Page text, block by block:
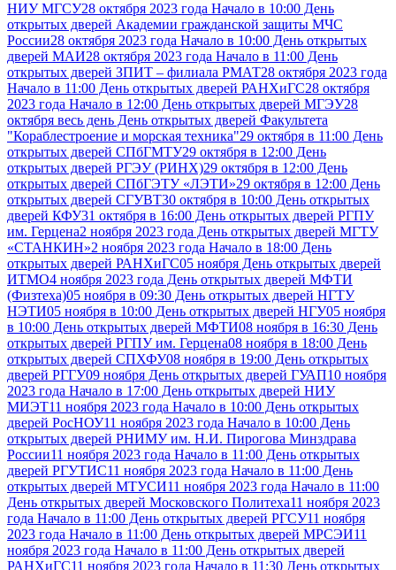
НИУ МГСУ28 октября 2023 года Начало в 10:00 День
открытых дверей Академии гражданской защиты МЧС
России28 октября 2023 года Начало в 10:00 День открытых
дверей МАИ28 октября 2023 года Начало в 11:00 День
открытых дверей ЗПИТ – филиала РМАТ28 октября 2023 года
Начало в 11:00 День открытых дверей РАНХиГС28 октября
2023 года Начало в 12:00 День открытых дверей МГЭУ28
октября весь день День открытых дверей Факультета
"Кораблестроение и морская техника"29 октября в 11:00 День
открытых дверей СПбГМТУ29 октября в 12:00 День
открытых дверей РГЭУ (РИНХ)29 октября в 12:00 День
открытых дверей СПбГЭТУ «ЛЭТИ»29 октября в 12:00 День
открытых дверей СГУВТ30 октября в 10:00 День открытых
дверей КФУ31 октября в 16:00 День открытых дверей РГПУ
им. Герцена2 ноября 2023 года День открытых дверей МГТУ
«СТАНКИН»2 ноября 2023 года Начало в 18:00 День
открытых дверей РАНХиГС05 ноября День открытых дверей
ИТМО4 ноября 2023 года День открытых дверей МФТИ
(Физтеха)05 ноября в 09:30 День открытых дверей НГТУ
НЭТИ05 ноября в 10:00 День открытых дверей НГУ05 ноября
в 10:00 День открытых дверей МФТИ08 ноября в 16:30 День
открытых дверей РГПУ им. Герцена08 ноября в 18:00 День
открытых дверей СПХФУ08 ноября в 19:00 День открытых
дверей РГГУ09 ноября День открытых дверей ГУАП10 ноября
2023 года Начало в 17:00 День открытых дверей НИУ
МИЭТ11 ноября 2023 года Начало в 10:00 День открытых
дверей РосНОУ11 ноября 2023 года Начало в 10:00 День
открытых дверей РНИМУ им. Н.И. Пирогова Минздрава
России11 ноября 2023 года Начало в 11:00 День открытых
дверей РГУТИС11 ноября 2023 года Начало в 11:00 День
открытых дверей МТУСИ11 ноября 2023 года Начало в 11:00
День открытых дверей Московского Политеха11 ноября 2023
года Начало в 11:00 День открытых дверей РГСУ11 ноября
2023 года Начало в 11:00 День открытых дверей МРСЭИ11
ноября 2023 года Начало в 11:00 День открытых дверей
РАНХиГС11 ноября 2023 года Начало в 11:30 День открытых